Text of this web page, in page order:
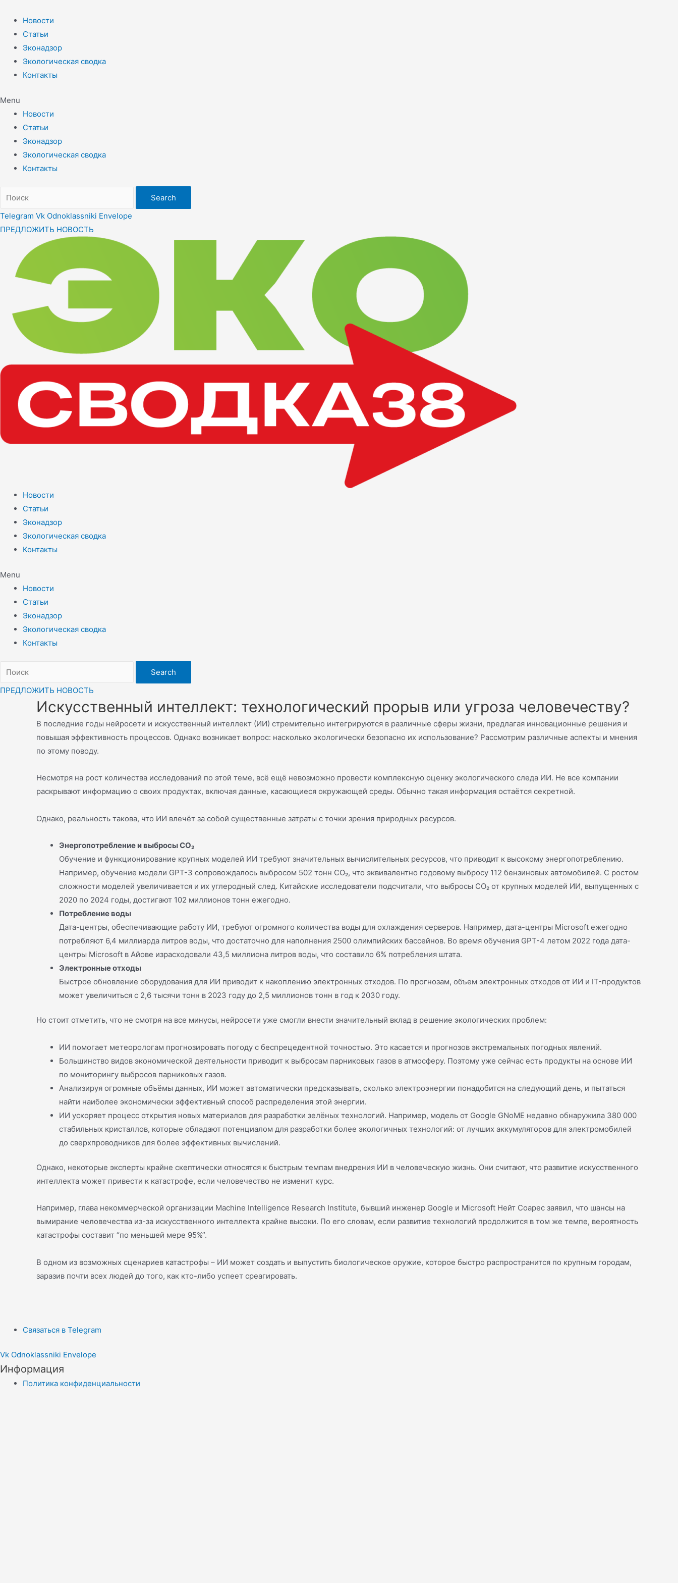
содержимому
Новости
Статьи
Эконадзор
Экологическая сводка
Контакты
Menu
Новости
Статьи
Эконадзор
Экологическая сводка
Контакты
Search
Telegram Vk Odnoklassniki Envelope
ПРЕДЛОЖИТЬ НОВОСТЬ
Новости
Статьи
Эконадзор
Экологическая сводка
Контакты
Menu
Новости
Статьи
Эконадзор
Экологическая сводка
Контакты
Search
ПРЕДЛОЖИТЬ НОВОСТЬ
Искусственный интеллект: технологический прорыв или угроза человечеству?
В последние годы нейросети и искусственный интеллект (ИИ) стремительно интегрируются в различные сферы жизни, предлагая инновационные решения и
повышая эффективность процессов. Однако возникает вопрос: насколько экологически безопасно их использование? Рассмотрим различные аспекты и мнения
по этому поводу.
Несмотря на рост количества исследований по этой теме, всё ещё невозможно провести комплексную оценку экологического следа ИИ. Не все компании
раскрывают информацию о своих продуктах, включая данные, касающиеся окружающей среды. Обычно такая информация остаётся секретной.
Однако, реальность такова, что ИИ влечёт за собой существенные затраты с точки зрения природных ресурсов.
Энергопотребление и выбросы CO₂
Обучение и функционирование крупных моделей ИИ требуют значительных вычислительных ресурсов, что приводит к высокому энергопотреблению.
Например, обучение модели GPT-3 сопровождалось выбросом 502 тонн CO₂, что эквивалентно годовому выбросу 112 бензиновых автомобилей. С ростом
сложности моделей увеличивается и их углеродный след. Китайские исследователи подсчитали, что выбросы CO₂ от крупных моделей ИИ, выпущенных с
2020 по 2024 годы, достигают 102 миллионов тонн ежегодно.
Потребление воды
Дата-центры, обеспечивающие работу ИИ, требуют огромного количества воды для охлаждения серверов. Например, дата-центры Microsoft ежегодно
потребляют 6,4 миллиарда литров воды, что достаточно для наполнения 2500 олимпийских бассейнов. Во время обучения GPT-4 летом 2022 года дата-
центры Microsoft в Айове израсходовали 43,5 миллиона литров воды, что составило 6% потребления штата.
Электронные отходы
Быстрое обновление оборудования для ИИ приводит к накоплению электронных отходов. По прогнозам, объем электронных отходов от ИИ и IT-продуктов
может увеличиться с 2,6 тысячи тонн в 2023 году до 2,5 миллионов тонн в год к 2030 году.
Но стоит отметить, что не смотря на все минусы, нейросети уже смогли внести значительный вклад в решение экологических проблем:
ИИ помогает метеорологам прогнозировать погоду с беспрецедентной точностью. Это касается и прогнозов экстремальных погодных явлений.
Большинство видов экономической деятельности приводит к выбросам парниковых газов в атмосферу. Поэтому уже сейчас есть продукты на основе ИИ
по мониторингу выбросов парниковых газов.
Анализируя огромные объёмы данных, ИИ может автоматически предсказывать, сколько электроэнергии понадобится на следующий день, и пытаться
найти наиболее экономически эффективный способ распределения этой энергии.
ИИ ускоряет процесс открытия новых материалов для разработки зелёных технологий. Например, модель от Google GNoME недавно обнаружила 380 000
стабильных кристаллов, которые обладают потенциалом для разработки более экологичных технологий: от лучших аккумуляторов для электромобилей
до сверхпроводников для более эффективных вычислений.
Однако, некоторые эксперты крайне скептически относятся к быстрым темпам внедрения ИИ в человеческую жизнь. Они считают, что развитие искусственного
интеллекта может привести к катастрофе, если человечество не изменит курс.
Например, глава некоммерческой организации Machine Intelligence Research Institute, бывший инженер Google и Microsoft Нейт Соарес заявил, что шансы на
вымирание человечества из-за искусственного интеллекта крайне высоки. По его словам, если развитие технологий продолжится в том же темпе, вероятность
катастрофы составит “по меньшей мере 95%”.
В одном из возможных сценариев катастрофы – ИИ может создать и выпустить биологическое оружие, которое быстро распространится по крупным городам,
заразив почти всех людей до того, как кто-либо успеет среагировать.
Связаться в Telegram
Vk Odnoklassniki Envelope
Информация
Политика конфиденциальности